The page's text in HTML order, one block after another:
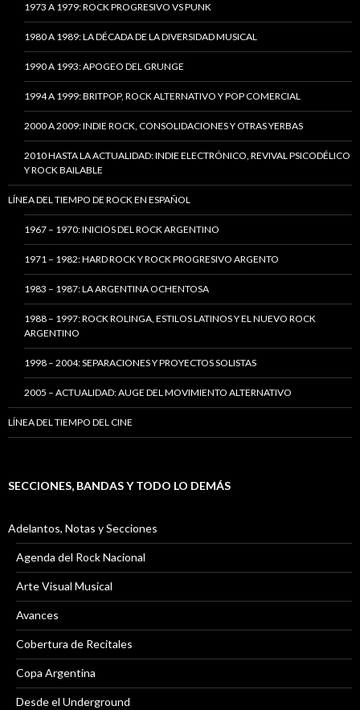
1973 A 1979: ROCK PROGRESIVO VS PUNK
1980 A 1989: LA DÉCADA DE LA DIVERSIDAD MUSICAL
1990 A 1993: APOGEO DEL GRUNGE
1994 A 1999: BRITPOP, ROCK ALTERNATIVO Y POP COMERCIAL
2000 A 2009: INDIE ROCK, CONSOLIDACIONES Y OTRAS YERBAS
2010 HASTA LA ACTUALIDAD: INDIE ELECTRÓNICO, REVIVAL PSICODÉLICO
Y ROCK BAILABLE
LÍNEA DEL TIEMPO DE ROCK EN ESPAÑOL
1967 – 1970: INICIOS DEL ROCK ARGENTINO
1971 – 1982: HARD ROCK Y ROCK PROGRESIVO ARGENTO
1983 – 1987: LA ARGENTINA OCHENTOSA
1988 – 1997: ROCK ROLINGA, ESTILOS LATINOS Y EL NUEVO ROCK
ARGENTINO
1998 – 2004: SEPARACIONES Y PROYECTOS SOLISTAS
2005 – ACTUALIDAD: AUGE DEL MOVIMIENTO ALTERNATIVO
LÍNEA DEL TIEMPO DEL CINE
SECCIONES, BANDAS Y TODO LO DEMÁS
Adelantos, Notas y Secciones
Agenda del Rock Nacional
Arte Visual Musical
Avances
Cobertura de Recitales
Copa Argentina
Desde el Underground